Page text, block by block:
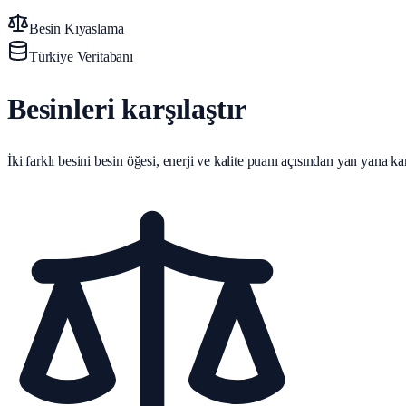
Besin Kıyaslama
Türkiye Veritabanı
Besinleri karşılaştır
İki farklı besini besin öğesi, enerji ve kalite puanı açısından yan yana